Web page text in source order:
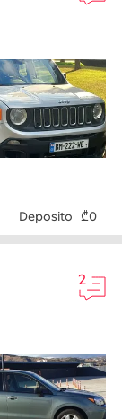
Deposito ₾0
2